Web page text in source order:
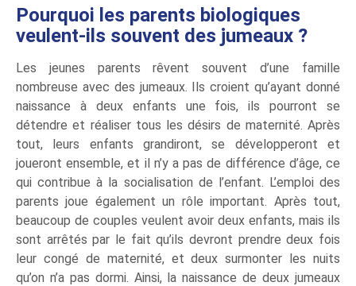
Pourquoi les parents biologiques
veulent-ils souvent des jumeaux ?
Les jeunes parents rêvent souvent d’une famille
nombreuse avec des jumeaux. Ils croient qu’ayant donné
naissance à deux enfants une fois, ils pourront se
détendre et réaliser tous les désirs de maternité. Après
tout, leurs enfants grandiront, se développeront et
joueront ensemble, et il n’y a pas de différence d’âge, ce
qui contribue à la socialisation de l’enfant. L’emploi des
parents joue également un rôle important. Après tout,
beaucoup de couples veulent avoir deux enfants, mais ils
sont arrêtés par le fait qu’ils devront prendre deux fois
leur congé de maternité, et deux surmonter les nuits
qu’on n’a pas dormi. Ainsi, la naissance de deux jumeaux